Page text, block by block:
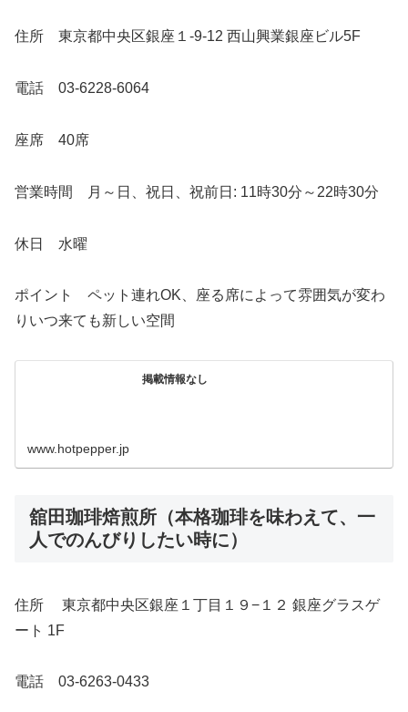
住所 東京都中央区銀座１-9-12 西山興業銀座ビル5F
電話 03-6228-6064
座席 40席
営業時間 月～日、祝日、祝前日: 11時30分～22時30分
休日 水曜
ポイント ペット連れOK、座る席によって雰囲気が変わ
りいつ来ても新しい空間
掲載情報なし
www.hotpepper.jp
舘田珈琲焙煎所（本格珈琲を味わえて、一
人でのんびりしたい時に）
住所 東京都中央区銀座１丁目１９−１２ 銀座グラスゲ
ート 1F
電話 03-6263-0433